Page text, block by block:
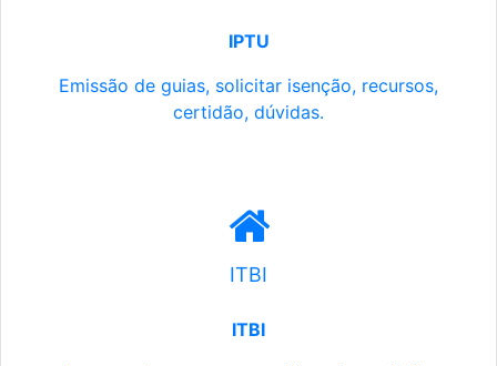
IPTU
Emissão de guias, solicitar isenção, recursos,
certidão, dúvidas.
ITBI
ITBI